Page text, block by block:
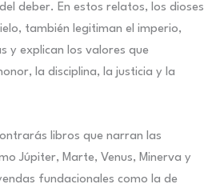
deber. En estos relatos, los dioses
también legitiman el imperio,
y explican los valores que
la disciplina, la justicia y la
libros que narran las
Júpiter, Marte, Venus, Minerva y
fundacionales como la de